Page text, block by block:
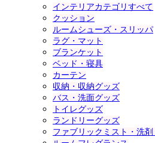
インテリアカテゴリすべて
クッション
ルームシューズ・スリッパ
ラグ・マット
ブランケット
ベッド・寝具
カーテン
収納・収納グッズ
バス・洗面グッズ
トイレグッズ
ランドリーグッズ
ファブリックミスト・洗剤